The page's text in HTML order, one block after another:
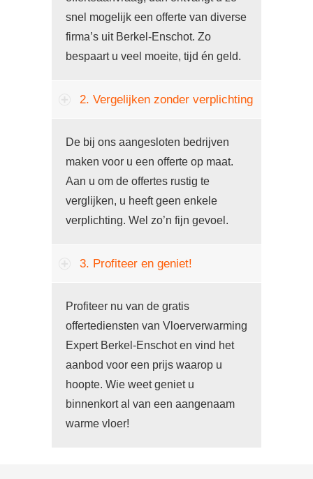
snel mogelijk een offerte van diverse
firma’s uit Berkel-Enschot. Zo
bespaart u veel moeite, tijd én geld.
2. Vergelijken zonder verplichting
De bij ons aangesloten bedrijven
maken voor u een offerte op maat.
Aan u om de offertes rustig te
verglijken, u heeft geen enkele
verplichting. Wel zo’n fijn gevoel.
3. Profiteer en geniet!
Profiteer nu van de gratis
offertediensten van Vloerverwarming
Expert Berkel-Enschot en vind het
aanbod voor een prijs waarop u
hoopte. Wie weet geniet u
binnenkort al van een aangenaam
warme vloer!